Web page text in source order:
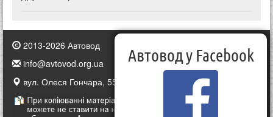
2013-2026 Автовод
info@avtovod.org.ua
вул. Олеся Гончара, 55, Київ, Україна
Автовод у Facebook